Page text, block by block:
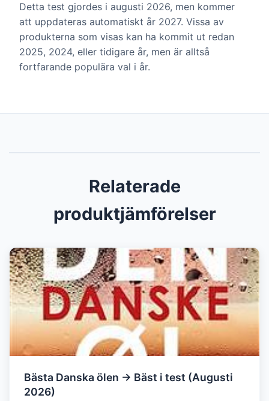
Detta test gjordes i augusti 2026, men kommer
att uppdateras automatiskt år 2027. Vissa av
produkterna som visas kan ha kommit ut redan
2025, 2024, eller tidigare år, men är alltså
fortfarande populära val i år.
Relaterade
produktjämförelser
Bästa Danska ölen → Bäst i test (Augusti
2026)